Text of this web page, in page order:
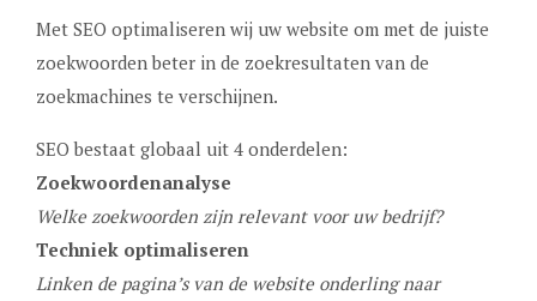
Met SEO optimaliseren wij uw website om met de juiste
zoekwoorden beter in de zoekresultaten van de
zoekmachines te verschijnen.
SEO bestaat globaal uit 4 onderdelen:
Zoekwoordenanalyse
Welke zoekwoorden zijn relevant voor uw bedrijf?
Techniek optimaliseren
Linken de pagina’s van de website onderling naar